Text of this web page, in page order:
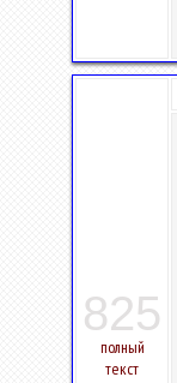
825
полный
текст